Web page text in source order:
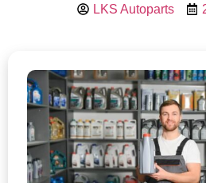
LKS Autoparts